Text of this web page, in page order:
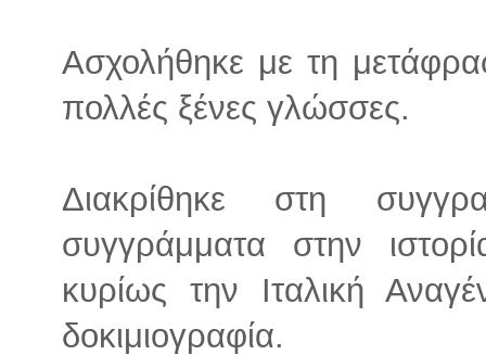
Ασχολήθηκε με τη
πολλές ξένες γλώσσες.
Διακρίθηκε στη
συγγράμματα στην
κυρίως την Ιταλική
δοκιμιογραφία.